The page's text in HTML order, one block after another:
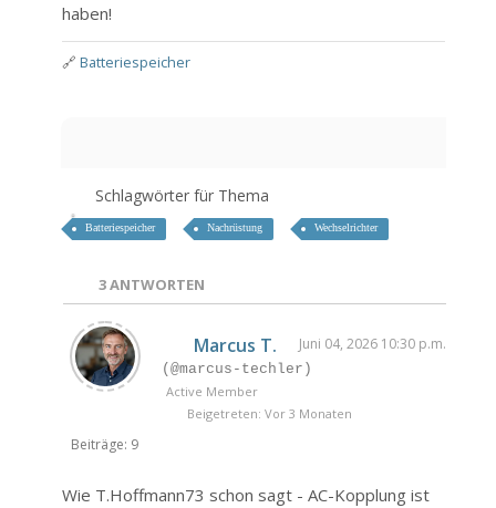
haben!
🔗 Batteriespeicher
Schlagwörter für Thema
Batteriespeicher Nachrüstung Wechselrichter
3ANTWORTEN
Beiträge: 9
Marcus T. Juni 04, 2026 10:30 p.m.
(@marcus-techler)
Active Member
Beigetreten: Vor 3 Monaten
Wie T.Hoffmann73 schon sagt - AC-Kopplung ist